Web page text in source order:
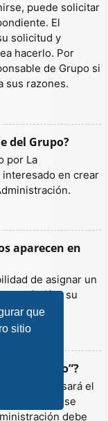
que
sitio
puede solicitar
El
solicitud y
hacerlo. Por
de Grupo si
sus razones.
del Grupo?
por La
en crear
aparecen en
de asignar un
más fácil su
se usará el
y rango se
debe